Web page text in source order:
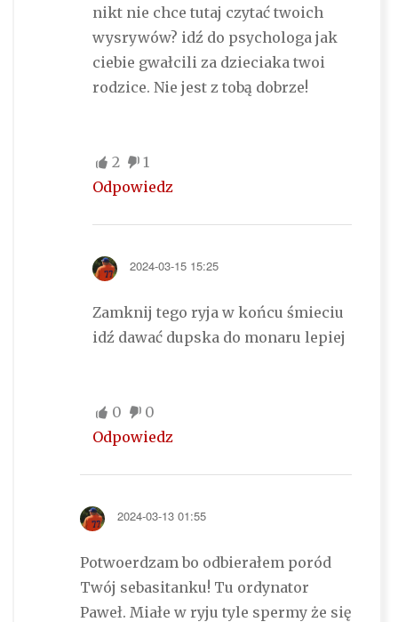
nikt nie chce tutaj czytać twoich
wysrywów? idź do psychologa jak
ciebie gwałcili za dzieciaka twoi
rodzice. Nie jest z tobą dobrze!
2
1
Odpowiedz
2024-03-15 15:25
Zamknij tego ryja w końcu śmieciu
idź dawać dupska do monaru lepiej
0
0
Odpowiedz
2024-03-13 01:55
Potwoerdzam bo odbierałem poród
Twój sebasitanku! Tu ordynator
Paweł. Miałe w ryju tyle spermy że się